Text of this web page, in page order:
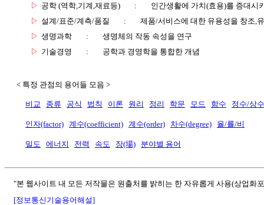
▷ 공학 (역학,기계,재료등) :
인간생활에 가치(효용)를 증대시
▷ 설계/표준/계측/품질 :
제품/서비스에 대한 유용성을 창조,
▷ 생명과학 :
생명체의 작동 속성을 연구
▷ 기술경영 : 공학과 경영학을 통합한 개념
< 특정 관점의 용어들 모음 >
비교 종류 공식 법칙 이론 원리 정리 학문 모드 함수 정수/상수
인자(factor) 계수(coefficient) 계수(order) 차수(degree) 율/률/비
밀도 에너지 전력 속도 장(場) 분야별 용어
"본 웹사이트 내 모든 저작물은 원출처를 밝히는 한 자유롭게 사용(상업화
[정보통신기술용어해설]